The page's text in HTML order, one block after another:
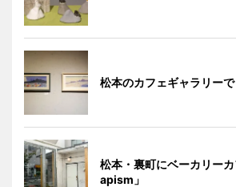
松本のカフェギャラリーで
松本・裏町にベーカリー
apism」